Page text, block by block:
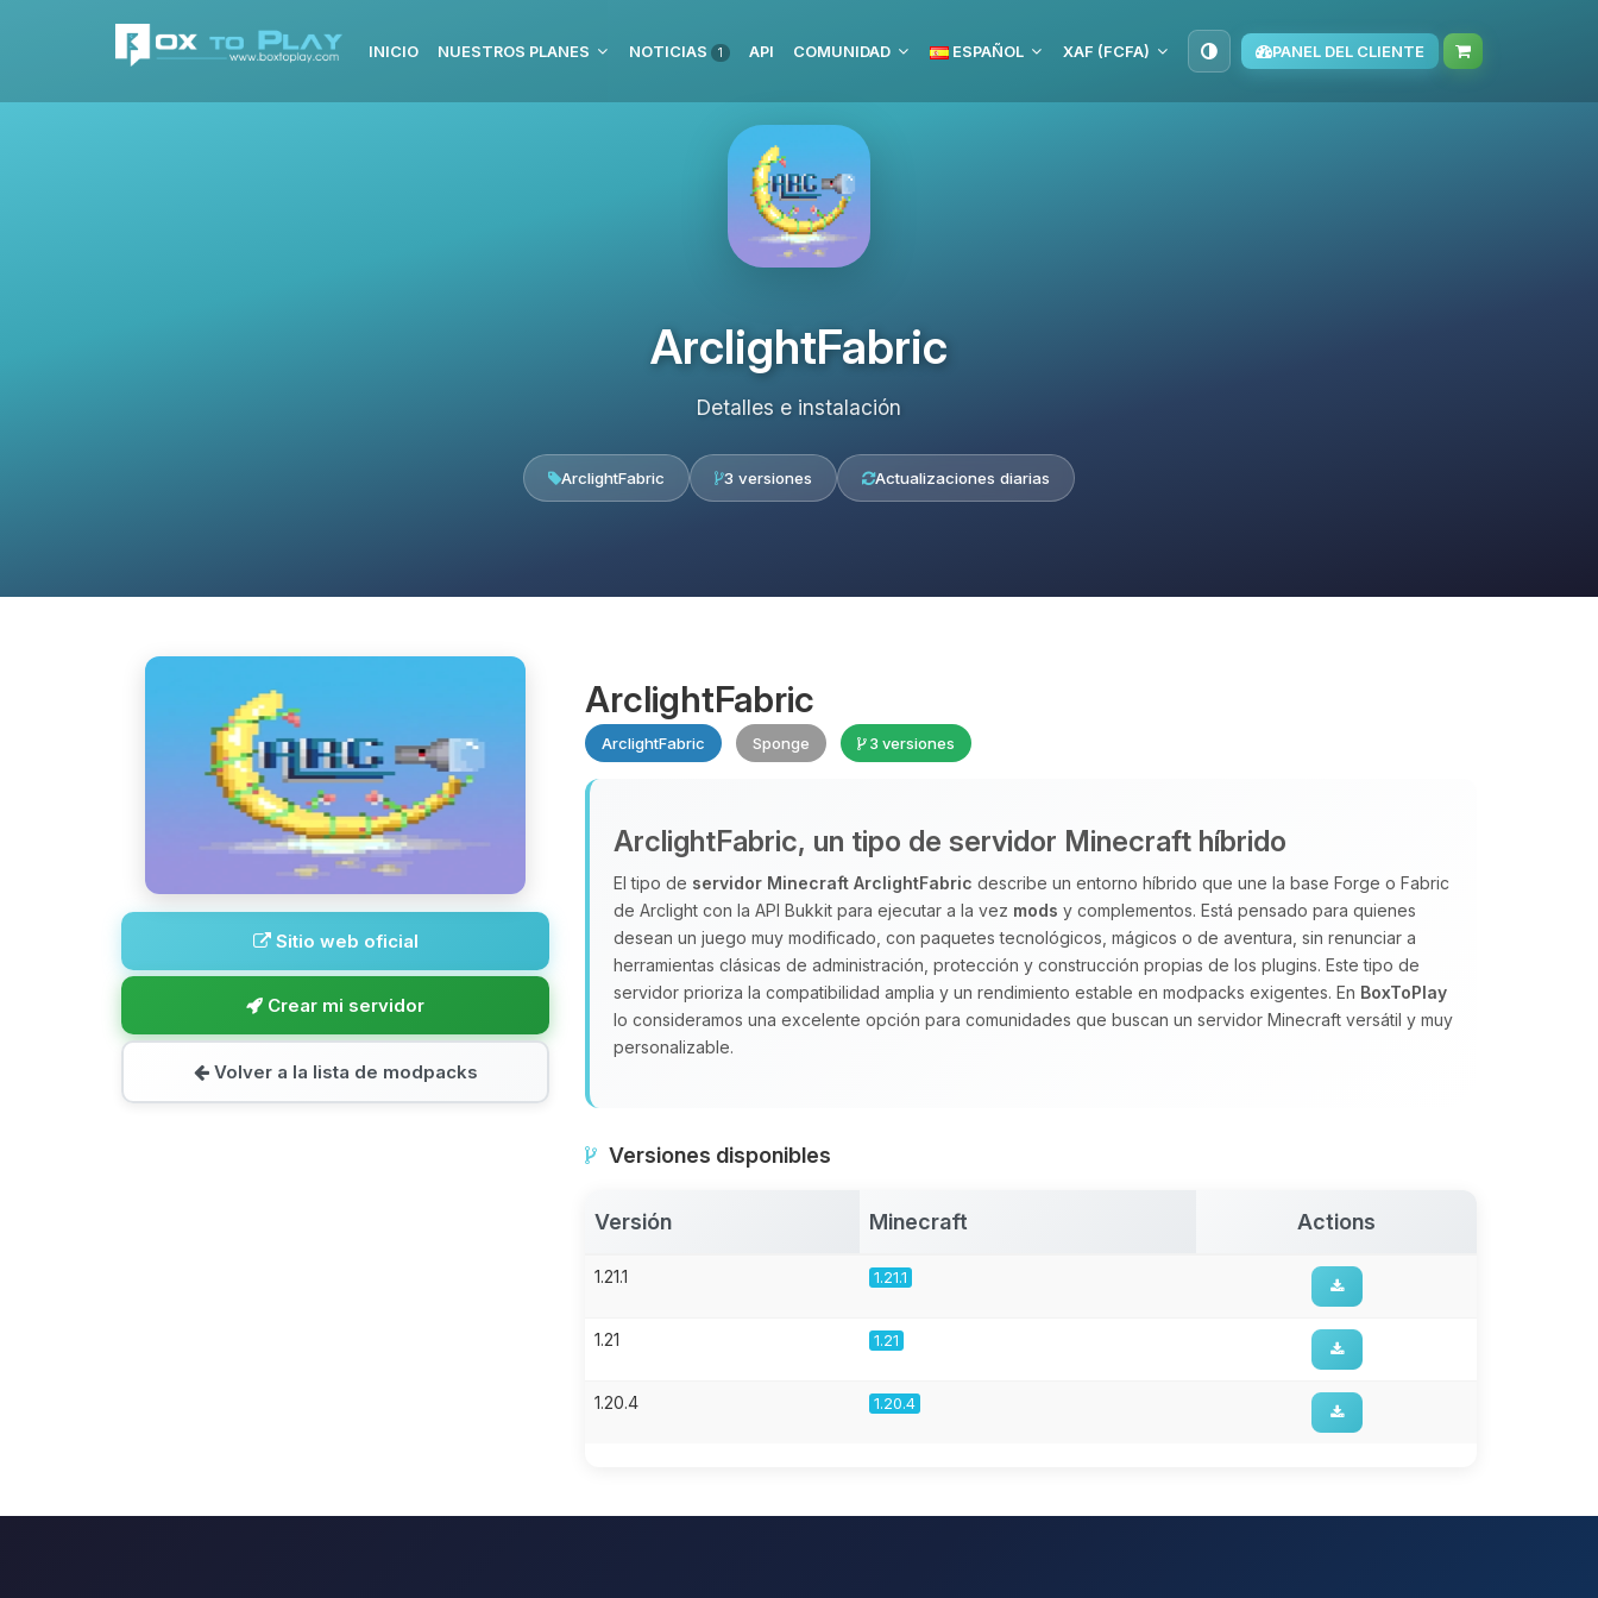
INICIO NUESTROS PLANES NOTICIAS 1 API COMUNIDAD ESPAÑOL XAF (FCFA) PANEL DEL CLIENTE
ArclightFabric
Detalles e instalación
ArclightFabric 3 versiones Actualizaciones diarias
Sitio web oficial
Crear mi servidor
Volver a la lista de modpacks
ArclightFabric
ArclightFabric Sponge 3 versiones
ArclightFabric, un tipo de servidor Minecraft híbrido
El tipo de servidor Minecraft ArclightFabric describe un entorno híbrido que une la base Forge o Fabric
de Arclight con la API Bukkit para ejecutar a la vez mods y complementos. Está pensado para quienes
desean un juego muy modificado, con paquetes tecnológicos, mágicos o de aventura, sin renunciar a
herramientas clásicas de administración, protección y construcción propias de los plugins. Este tipo de
servidor prioriza la compatibilidad amplia y un rendimiento estable en modpacks exigentes. En BoxToPlay
lo consideramos una excelente opción para comunidades que buscan un servidor Minecraft versátil y muy
personalizable.
Versiones disponibles
Versión Minecraft Actions
1.21.1 1.21.1
1.21 1.21
1.20.4 1.20.4